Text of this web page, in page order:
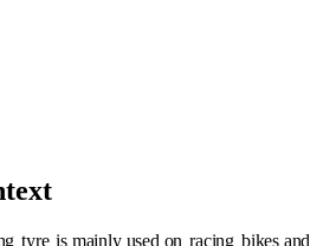
tyre is mainly used on racing bikes and